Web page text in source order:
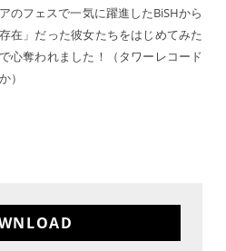
のフェスで一気に躍進したBiSHから
在」だった彼女たちをはじめてみた
心奪われました！（タワーレコード
）